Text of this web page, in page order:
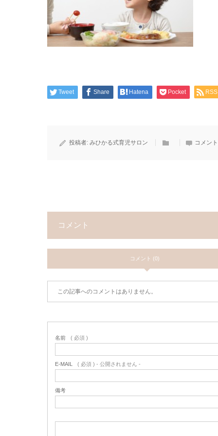
Tweet Share Hatena Pocket RSS
投稿者: みひかる式育児サロン コメン
コメント
コメント (0)
この記事へのコメントはありません。
名前 ( 必須 )
E-MAIL ( 必須 ) - 公開されません -
備考